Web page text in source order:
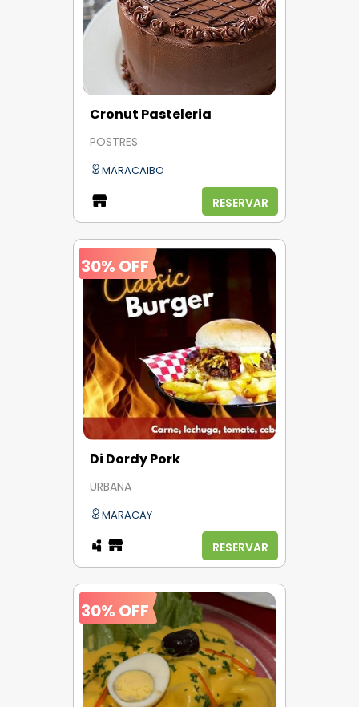
Cronut Pasteleria
POSTRES
MARACAIBO
RESERVAR
30% OFF
Di Dordy Pork
URBANA
MARACAY
RESERVAR
30% OFF